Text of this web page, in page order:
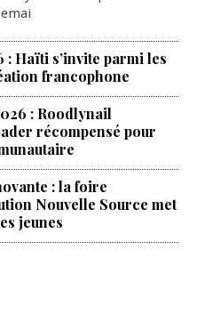
Haïti s’invite parmi les
francophone
: Roodlynail
récompensé pour
: la foire
Nouvelle Source met
jeunes
pour